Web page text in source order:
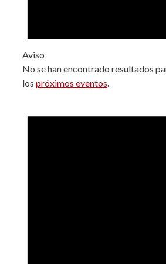
Aviso
No se han encontrado resultados
los próximos eventos.